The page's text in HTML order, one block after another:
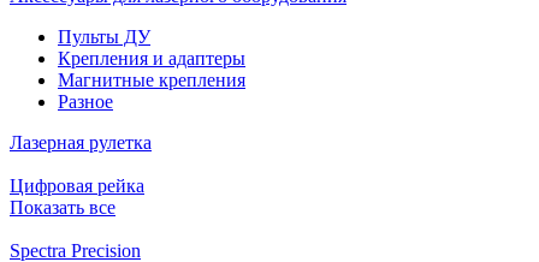
Пульты ДУ
Крепления и адаптеры
Магнитные крепления
Разное
Лазерная рулетка
Цифровая рейка
Показать все
Spectra Precision